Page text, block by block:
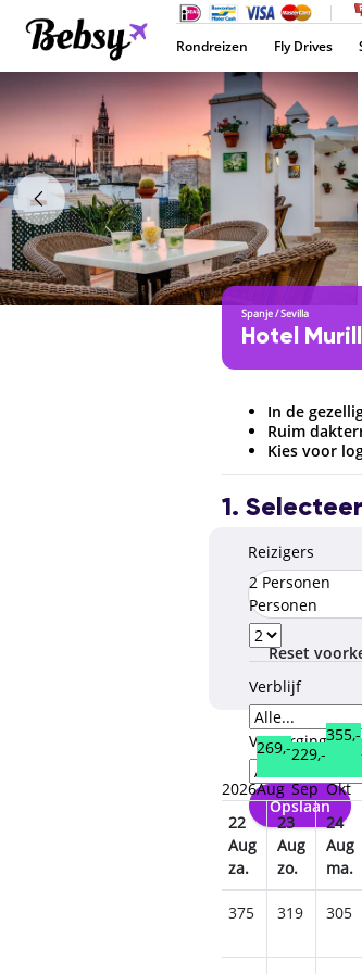
Rondreizen Fly Drives
Spanje/Sevilla
Hotel
In de
Ruim
Kies voor
1.
Reizigers
2 Personen
Personen
Verblijf
Opslaan
Reset
2026
269,-
Aug
229,-
Sep
355,-
Okt
22
Aug
za.
23
Aug
zo.
24
Aug
ma.
375 319 305